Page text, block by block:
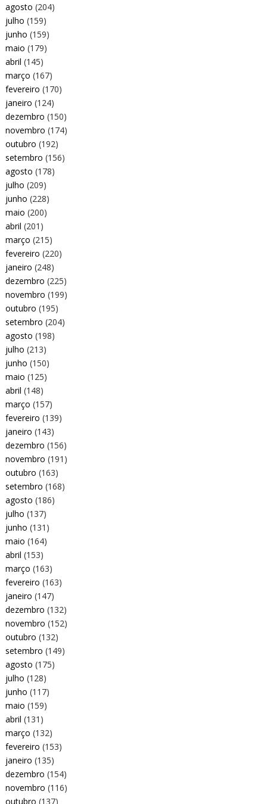
agosto (204)
julho (159)
junho (159)
maio (179)
abril (145)
março (167)
fevereiro (170)
janeiro (124)
dezembro (150)
novembro (174)
outubro (192)
setembro (156)
agosto (178)
julho (209)
junho (228)
maio (200)
abril (201)
março (215)
fevereiro (220)
janeiro (248)
dezembro (225)
novembro (199)
outubro (195)
setembro (204)
agosto (198)
julho (213)
junho (150)
maio (125)
abril (148)
março (157)
fevereiro (139)
janeiro (143)
dezembro (156)
novembro (191)
outubro (163)
setembro (168)
agosto (186)
julho (137)
junho (131)
maio (164)
abril (153)
março (163)
fevereiro (163)
janeiro (147)
dezembro (132)
novembro (152)
outubro (132)
setembro (149)
agosto (175)
julho (128)
junho (117)
maio (159)
abril (131)
março (132)
fevereiro (153)
janeiro (135)
dezembro (154)
novembro (116)
outubro (137)